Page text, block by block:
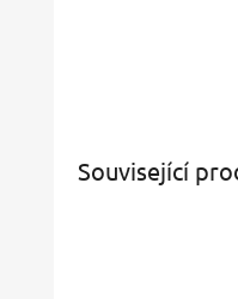
Související